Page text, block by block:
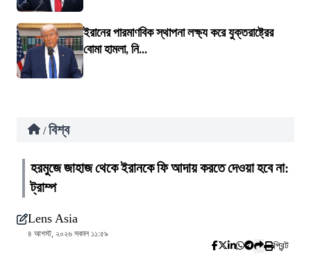
ইরানের পারমাণবিক স্থাপনা লক্ষ্য করে যুক্তরাষ্ট্রের
বোমা হামলা, নি...
/ বিশ্ব
হরমুজে জাহাজ থেকে ইরানকে ফি আদায় করতে দেওয়া হবে না:
ট্রাম্প
Lens Asia
৪ আগস্ট, ২০২৬ সকাল ১১:৫৯
প্রিন্ট